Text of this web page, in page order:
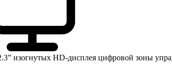
изогнутых HD-дисплея цифровой зоны